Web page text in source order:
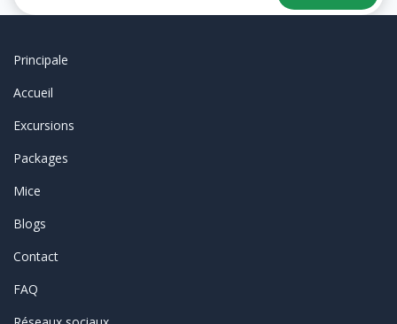
Principale
Accueil
Excursions
Packages
Mice
Blogs
Contact
FAQ